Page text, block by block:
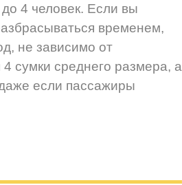
4 человек. Если вы
временем,
не зависимо от
сумки среднего размера, а
если пассажиры